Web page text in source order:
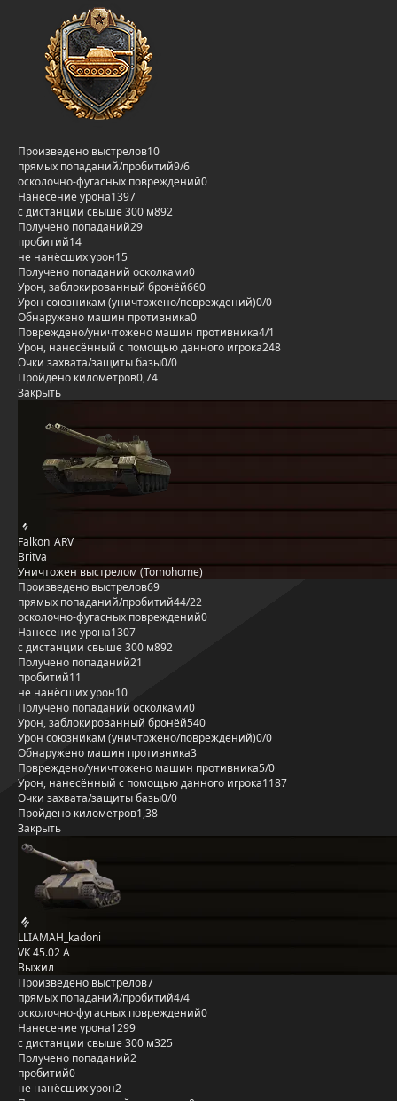
Произведено выстрелов10
прямых попаданий/пробитий9/6
осколочно-фугасных повреждений0
Нанесение урона1397
с дистанции свыше 300 м892
Получено попаданий29
пробитий14
не нанёсших урон15
Получено попаданий осколками0
Урон, заблокированный бронёй660
Урон союзникам (уничтожено/повреждений)0/0
Обнаружено машин противника0
Повреждено/уничтожено машин противника4/1
Урон, нанесённый с помощью данного игрока248
Очки захвата/защиты базы0/0
Пройдено километров0,74
Закрыть
Falkon_ARV
Britva
Уничтожен выстрелом (Tomohome)
Произведено выстрелов69
прямых попаданий/пробитий44/22
осколочно-фугасных повреждений0
Нанесение урона1307
с дистанции свыше 300 м892
Получено попаданий21
пробитий11
не нанёсших урон10
Получено попаданий осколками0
Урон, заблокированный бронёй540
Урон союзникам (уничтожено/повреждений)0/0
Обнаружено машин противника3
Повреждено/уничтожено машин противника5/0
Урон, нанесённый с помощью данного игрока1187
Очки захвата/защиты базы0/0
Пройдено километров1,38
Закрыть
LLIAMAH_kadoni
VK 45.02 A
Выжил
Произведено выстрелов7
прямых попаданий/пробитий4/4
осколочно-фугасных повреждений0
Нанесение урона1299
с дистанции свыше 300 м325
Получено попаданий2
пробитий0
не нанёсших урон2